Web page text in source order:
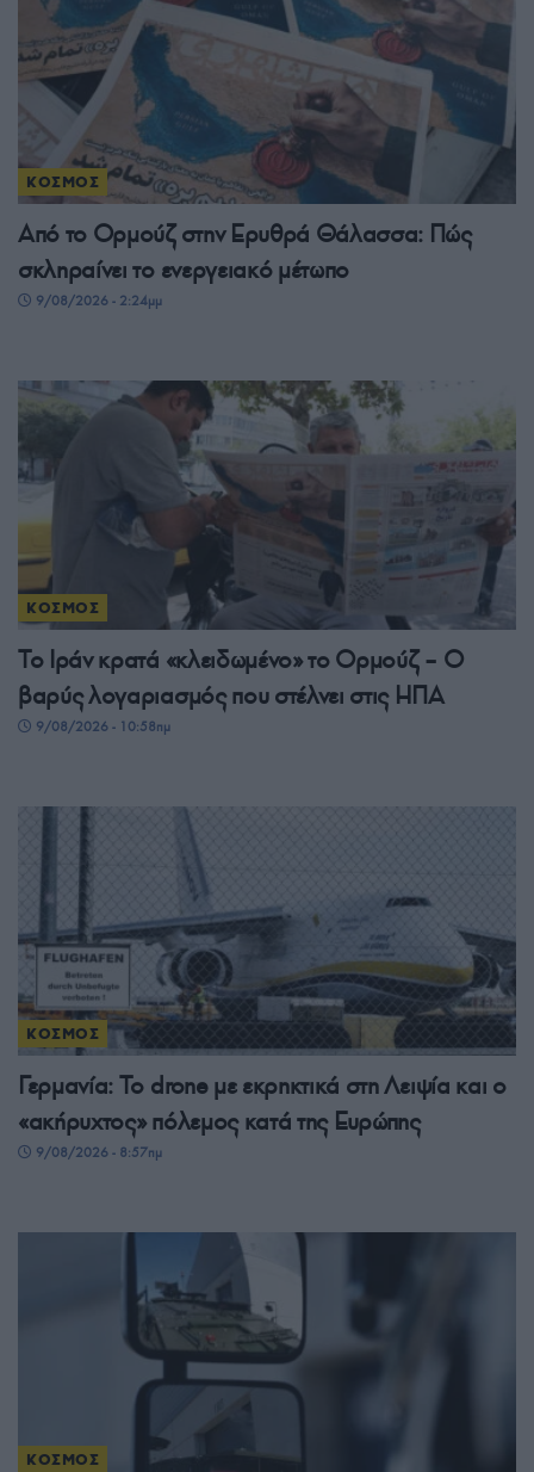
ΚΟΣΜΟΣ
Από το Ορμούζ στην Ερυθρά Θάλασσα: Πώς
σκληραίνει το ενεργειακό μέτωπο
9/08/2026 - 2:24μμ
ΚΟΣΜΟΣ
Το Ιράν κρατά «κλειδωμένο» το Ορμούζ – Ο
βαρύς λογαριασμός που στέλνει στις ΗΠΑ
9/08/2026 - 10:58πμ
ΚΟΣΜΟΣ
Γερμανία: Το drone με εκρηκτικά στη Λειψία και ο
«ακήρυχτος» πόλεμος κατά της Ευρώπης
9/08/2026 - 8:57πμ
ΚΟΣΜΟΣ